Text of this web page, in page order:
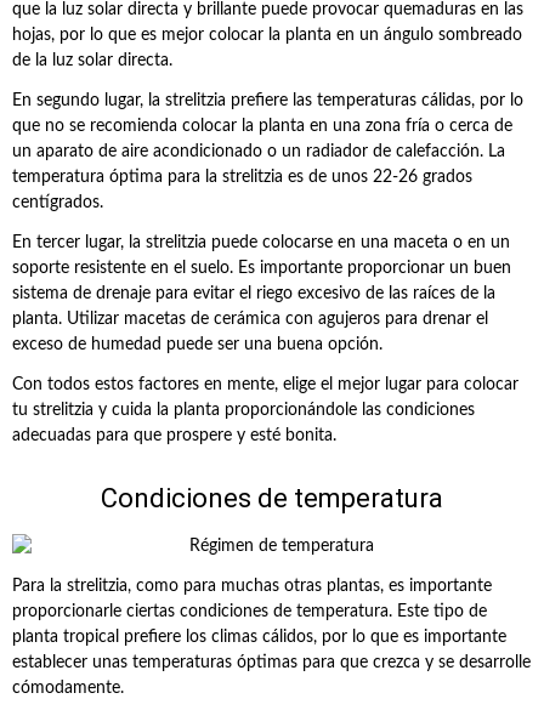
que la luz solar directa y brillante puede provocar quemaduras en las
hojas, por lo que es mejor colocar la planta en un ángulo sombreado
de la luz solar directa.
En segundo lugar, la strelitzia prefiere las temperaturas cálidas, por lo
que no se recomienda colocar la planta en una zona fría o cerca de
un aparato de aire acondicionado o un radiador de calefacción. La
temperatura óptima para la strelitzia es de unos 22-26 grados
centígrados.
En tercer lugar, la strelitzia puede colocarse en una maceta o en un
soporte resistente en el suelo. Es importante proporcionar un buen
sistema de drenaje para evitar el riego excesivo de las raíces de la
planta. Utilizar macetas de cerámica con agujeros para drenar el
exceso de humedad puede ser una buena opción.
Con todos estos factores en mente, elige el mejor lugar para colocar
tu strelitzia y cuida la planta proporcionándole las condiciones
adecuadas para que prospere y esté bonita.
Condiciones de temperatura
Para la strelitzia, como para muchas otras plantas, es importante
proporcionarle ciertas condiciones de temperatura. Este tipo de
planta tropical prefiere los climas cálidos, por lo que es importante
establecer unas temperaturas óptimas para que crezca y se desarrolle
cómodamente.